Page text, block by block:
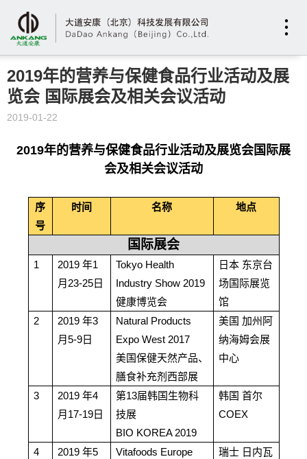
2019年的营养与保健食品行业活动及展
览会 国际展会及相关会议活动
2019-01-22
2019年的营养与保健食品行业活动及展览会国际展
会及相关会议活动
序
号
时间 名称 地点
国际展会
1 2019 年1
月23-25日
Tokyo Health
Industry Show 2019
健康博览会
日本 东京台
场国际展览
馆
2
2019 年3
月5-9日
Natural Products
Expo West 2017
美国保健天然产品、
膳食补充剂西部展
美国 加州阿
纳海姆会展
中心
3 2019 年4
月17-19日
第13届韩国生物科
技展
BIO KOREA 2019
韩国 首尔
COEX
4 2019 年5
Vitafoods Europe
瑞士 日内瓦